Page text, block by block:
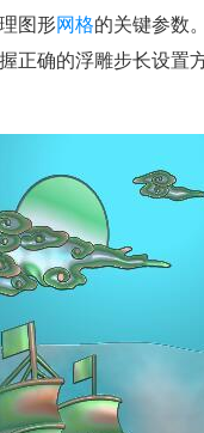
图形网格的关键参数
正确的浮雕步长设置